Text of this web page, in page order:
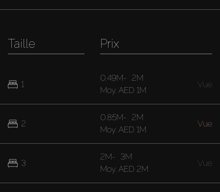
Taille
1
2
3
Prix
0.49M- 2M
Moy. AED 1M
Vue
0.85M- 2M
Moy. AED 1M
Vue
2M- 3M
Moy. AED 2M
Vue